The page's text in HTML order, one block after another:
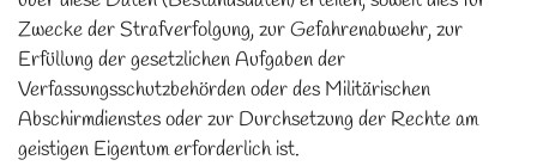
Zwecke der Strafverfolgung, zur Gefahrenabwehr, zur
Erfüllung der gesetzlichen Aufgaben der
Verfassungsschutzbehörden oder des Militärischen
Abschirmdienstes oder zur Durchsetzung der Rechte am
geistigen Eigentum erforderlich ist.